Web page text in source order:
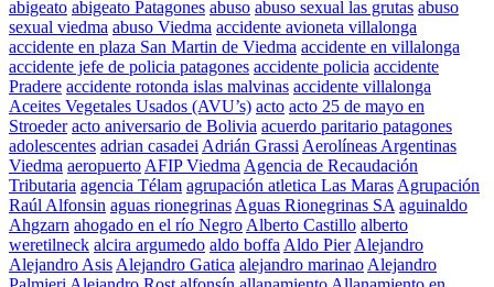
abigeato abigeato Patagones abuso abuso sexual las grutas abuso
sexual viedma abuso Viedma accidente avioneta villalonga
accidente en plaza San Martin de Viedma accidente en villalonga
accidente jefe de policia patagones accidente policia accidente
Pradere accidente rotonda islas malvinas accidente villalonga
Aceites Vegetales Usados (AVU’s) acto acto 25 de mayo en
Stroeder acto aniversario de Bolivia acuerdo paritario patagones
adolescentes adrian casadei Adrián Grassi Aerolíneas Argentinas
Viedma aeropuerto AFIP Viedma Agencia de Recaudación
Tributaria agencia Télam agrupación atletica Las Maras Agrupación
Raúl Alfonsin aguas rionegrinas Aguas Rionegrinas SA aguinaldo
Ahgzarn ahogado en el río Negro Alberto Castillo alberto
weretilneck alcira argumedo aldo boffa Aldo Pier Alejandro
Alejandro Asis Alejandro Gatica alejandro marinao Alejandro